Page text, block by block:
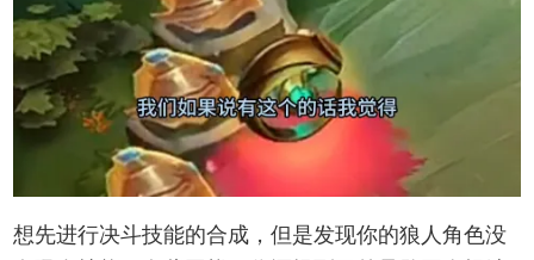
想先进行决斗技能的合成，但是发现你的狼人角色没